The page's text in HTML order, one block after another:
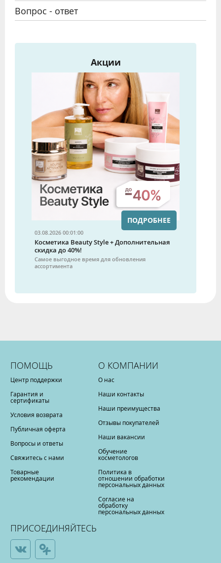
Вопрос - ответ
Акции
03.08.2026 00:01:00
Косметика Beauty Style + Дополнительная
скидка до 40%!
Самое выгодное время для обновления
ассортимента
ПОДРОБНЕЕ
ПОМОЩЬ
Центр поддержки
Гарантия и
сертификаты
Условия возврата
Публичная оферта
Вопросы и ответы
Свяжитесь с нами
Товарные
рекомендации
О КОМПАНИИ
О нас
Наши контакты
Наши преимущества
Отзывы покупателей
Наши вакансии
Обучение
косметологов
Политика в
отношении обработки
персональных данных
Согласие на
обработку
персональных данных
ПРИСОЕДИНЯЙТЕСЬ